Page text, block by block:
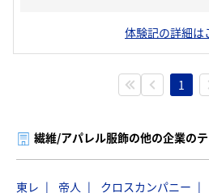
体験記の詳細は
1
繊維/アパレル服飾の他の企業の
東レ 帝人 クロスカンパニー